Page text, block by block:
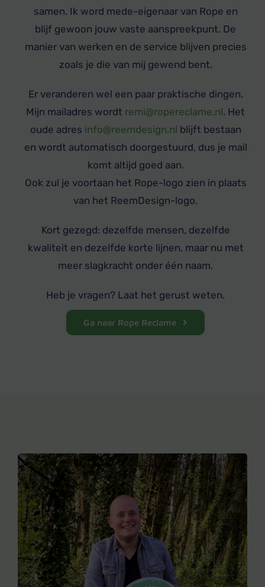
samen. Ik word mede-eigenaar van Rope en
blijf gewoon jouw vaste aanspreekpunt. De
manier van werken en de service blijven precies
zoals je die van mij gewend bent.
Er veranderen wel een paar praktische dingen.
Mijn mailadres wordt remi@ropereclame.nl. Het
oude adres info@reemdesign.nl blijft bestaan
en wordt automatisch doorgestuurd, dus je mail
komt altijd goed aan.
Ook zul je voortaan het Rope-logo zien in plaats
van het ReemDesign-logo.
Kort gezegd: dezelfde mensen, dezelfde
kwaliteit en dezelfde korte lijnen, maar nu met
meer slagkracht onder één naam.
Heb je vragen? Laat het gerust weten.
Ga naar Rope Reclame